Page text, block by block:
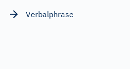
Verbalphrase